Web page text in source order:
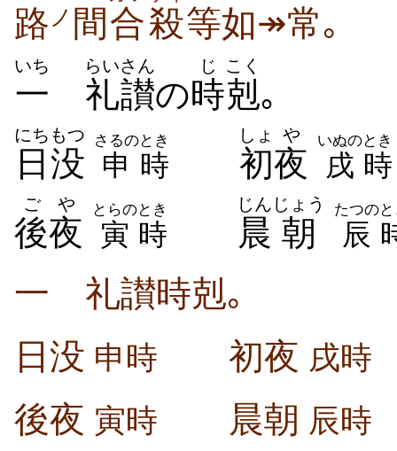
路 ノ 間 合殺等如↠常｡
一
いち
礼讃
らいさん
の時
じ
剋
こく
｡
日没
にちもつ
申
さるの
時
とき
初
しょ
夜
や
戌
いぬの
時
とき
後夜
ごや
寅
とらの
時
とき
晨
じん
朝
じょう
辰
たつの
一 礼讃時剋｡
日没 申時 初夜 戌時
後夜 寅時 晨朝 辰時